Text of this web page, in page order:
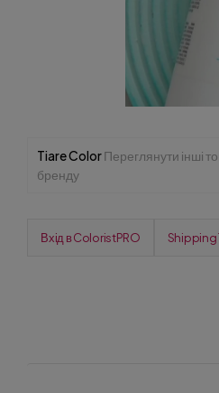
Tiare ColorПереглянути інші
бренду
Вхід в ColoristPRO Shipping